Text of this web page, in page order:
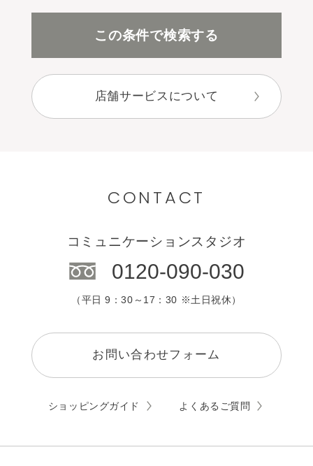
アインズ＆トルペ（カウンセリング）
アインズ＆トルペ（セルフ）
セレクトショップ
ボディケア
カウンセリング
この条件で検索する
店舗サービスについて
CONTACT
コミュニケーションスタジオ
0120-090-030
（平日 9：30～17：30 ※土日祝休）
お問い合わせフォーム
ショッピングガイド よくあるご質問